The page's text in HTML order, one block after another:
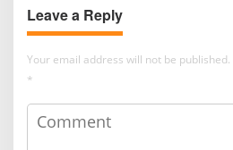
Leave a Reply
Your email address will not be published.
*